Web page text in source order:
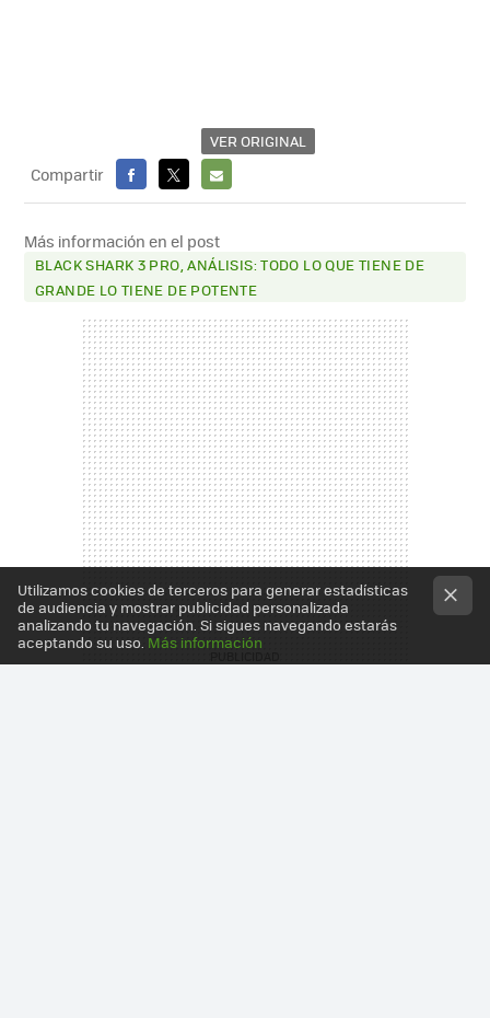
VER ORIGINAL
Compartir
FACEBOOK
X
E-
MAIL
Más información en el post
BLACK SHARK 3 PRO, ANÁLISIS: TODO LO QUE TIENE DE
GRANDE LO TIENE DE POTENTE
Utilizamos cookies de terceros para generar estadísticas
de audiencia y mostrar publicidad personalizada
analizando tu navegación. Si sigues navegando estarás
aceptando su uso. Más información